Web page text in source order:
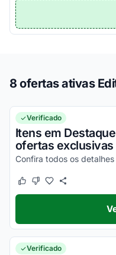
8 ofertas ativas
Verificado
Itens em
ofertas
Este cupom funcionou
Este cupom não
Verificado